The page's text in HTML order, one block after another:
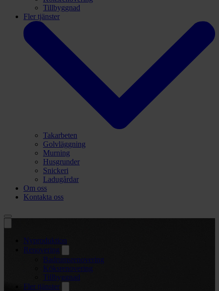
Tillbyggnad
Fler tjänster
Takarbeten
Golvläggning
Murning
Husgrunder
Snickeri
Ladugårdar
Om oss
Kontakta oss
Nyproduktion
Renovering
Badrumsrenovering
Köksrenovering
Tillbyggnad
Fler tjänster